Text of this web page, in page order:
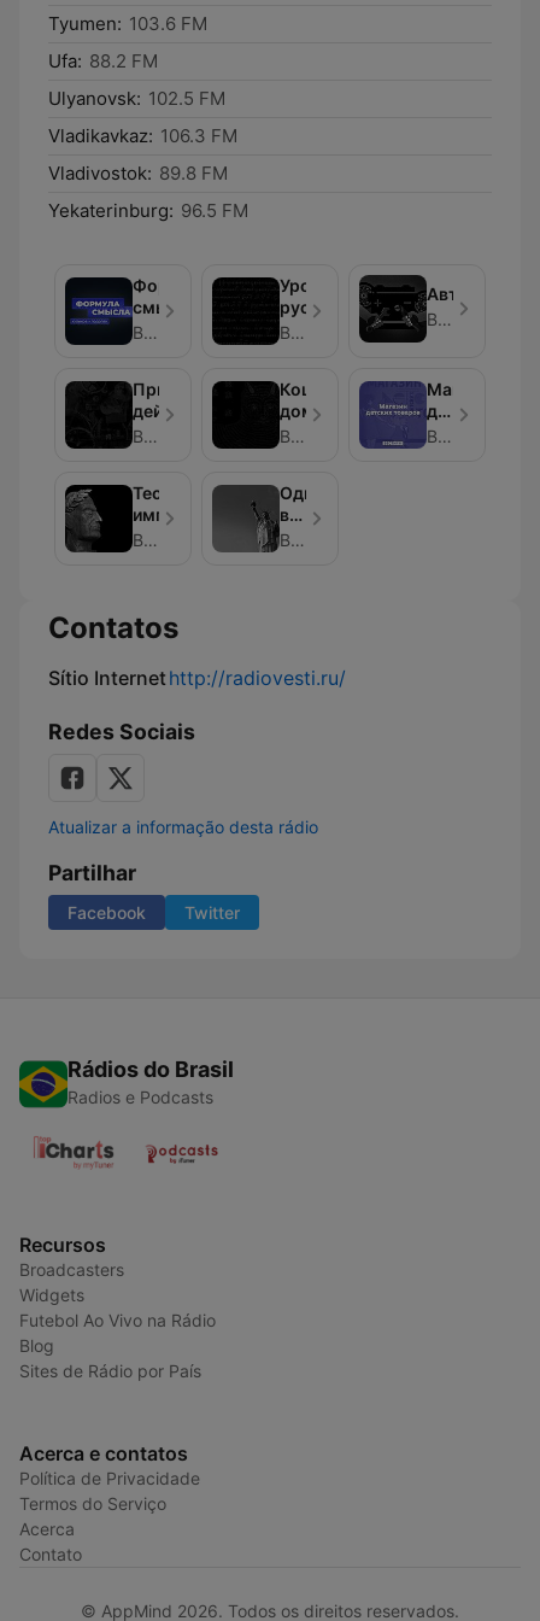
Tyumen: 103.6 FM
Ufa: 88.2 FM
Ulyanovsk: 102.5 FM
Vladikavkaz: 106.3 FM
Vladivostok: 89.8 FM
Yekaterinburg: 96.5 FM
Формула
смысла
Вести ФМ
Уроки
русского
Вести ФМ
Вести ФМ
Принцип
действия
Вести ФМ
Кошкин
дом
Вести ФМ
Магазин
детских
товаров
Вести ФМ
Теория
империй
Вести ФМ
Однажды
в
Америке
Вести ФМ
Contatos
Sítio Internethttp://radiovesti.ru/
Redes Sociais
Atualizar a informação desta rádio
Partilhar
Facebook Twitter
Rádios do Brasil
Radios e Podcasts
Recursos
Broadcasters
Widgets
Futebol Ao Vivo na Rádio
Blog
Sites de Rádio por País
Acerca e contatos
Política de Privacidade
Termos do Serviço
Acerca
Contato
© AppMind 2026. Todos os direitos reservados.